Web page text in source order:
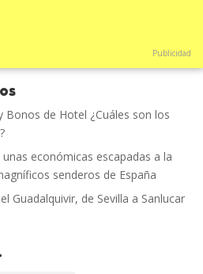
Publicidad
Bonos de Hotel ¿Cuáles son los
económicas escapadas a la
senderos de España
Guadalquivir, de Sevilla a Sanlucar